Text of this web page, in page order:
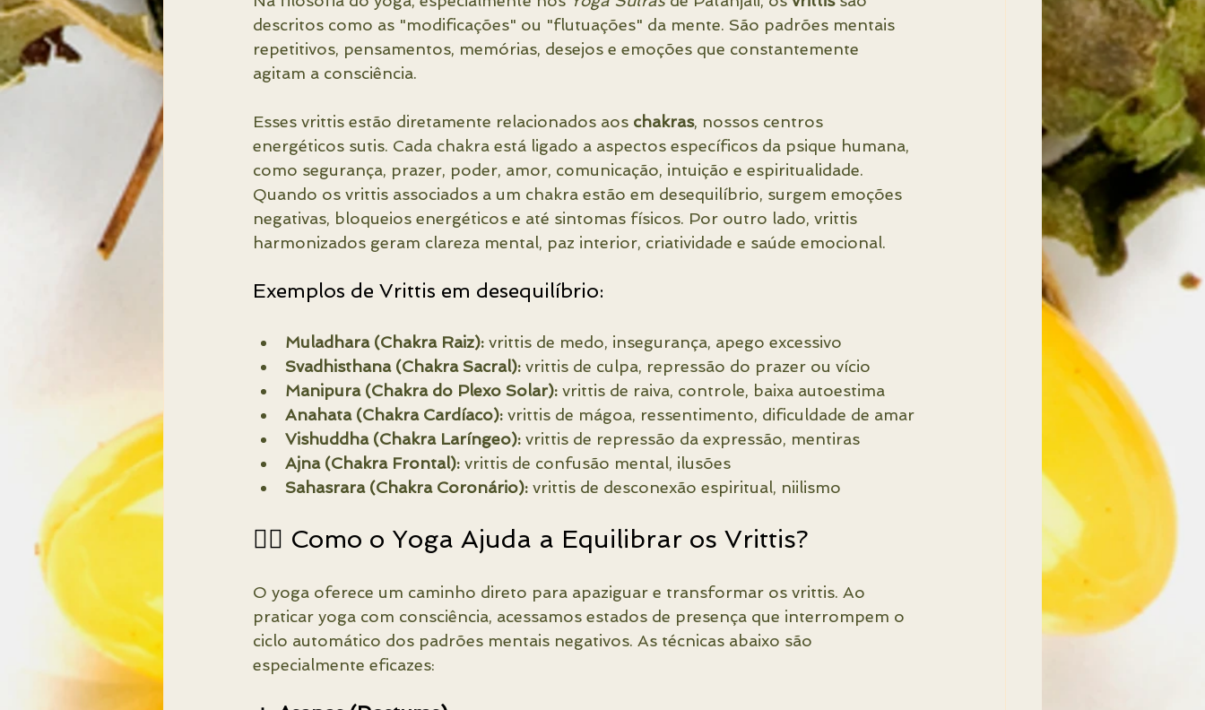
descritos como as "modificações" ou "flutuações" da mente. São padrões mentais
repetitivos, pensamentos, memórias, desejos e emoções que constantemente
agitam a consciência.
Esses vrittis estão diretamente relacionados aos chakras, nossos centros
energéticos sutis. Cada chakra está ligado a aspectos específicos da psique humana,
como segurança, prazer, poder, amor, comunicação, intuição e espiritualidade.
Quando os vrittis associados a um chakra estão em desequilíbrio, surgem emoções
negativas, bloqueios energéticos e até sintomas físicos. Por outro lado, vrittis
harmonizados geram clareza mental, paz interior, criatividade e saúde emocional.
Exemplos de Vrittis em desequilíbrio:
Muladhara (Chakra Raiz): vrittis de medo, insegurança, apego excessivo
Svadhisthana (Chakra Sacral): vrittis de culpa, repressão do prazer ou vício
Manipura (Chakra do Plexo Solar): vrittis de raiva, controle, baixa autoestima
Anahata (Chakra Cardíaco): vrittis de mágoa, ressentimento, dificuldade de amar
Vishuddha (Chakra Laríngeo): vrittis de repressão da expressão, mentiras
Ajna (Chakra Frontal): vrittis de confusão mental, ilusões
Sahasrara (Chakra Coronário): vrittis de desconexão espiritual, niilismo
🧘‍♀️ Como o Yoga Ajuda a Equilibrar os Vrittis?
O yoga oferece um caminho direto para apaziguar e transformar os vrittis. Ao
praticar yoga com consciência, acessamos estados de presença que interrompem o
ciclo automático dos padrões mentais negativos. As técnicas abaixo são
especialmente eficazes: